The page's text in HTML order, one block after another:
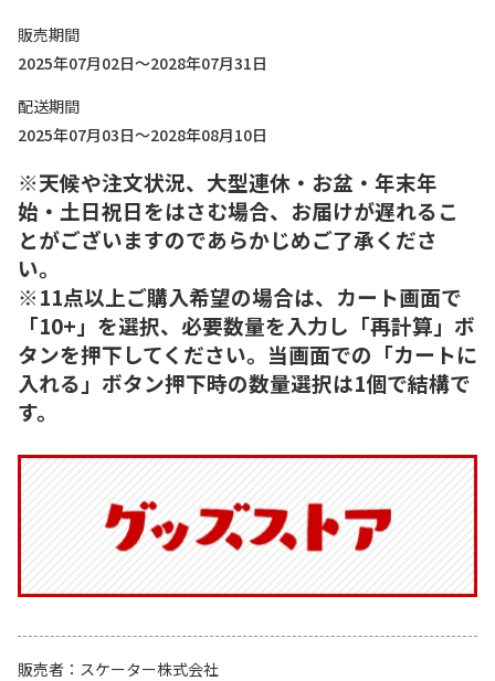
販売期間
2025年07月02日～2028年07月31日
配送期間
2025年07月03日～2028年08月10日
※天候や注文状況、大型連休・お盆・年末年
始・土日祝日をはさむ場合、お届けが遅れるこ
とがございますのであらかじめご了承くださ
い。
※11点以上ご購入希望の場合は、カート画面で
「10+」を選択、必要数量を入力し「再計算」ボ
タンを押下してください。当画面での「カートに
入れる」ボタン押下時の数量選択は1個で結構で
す。
販売者
スケーター株式会社